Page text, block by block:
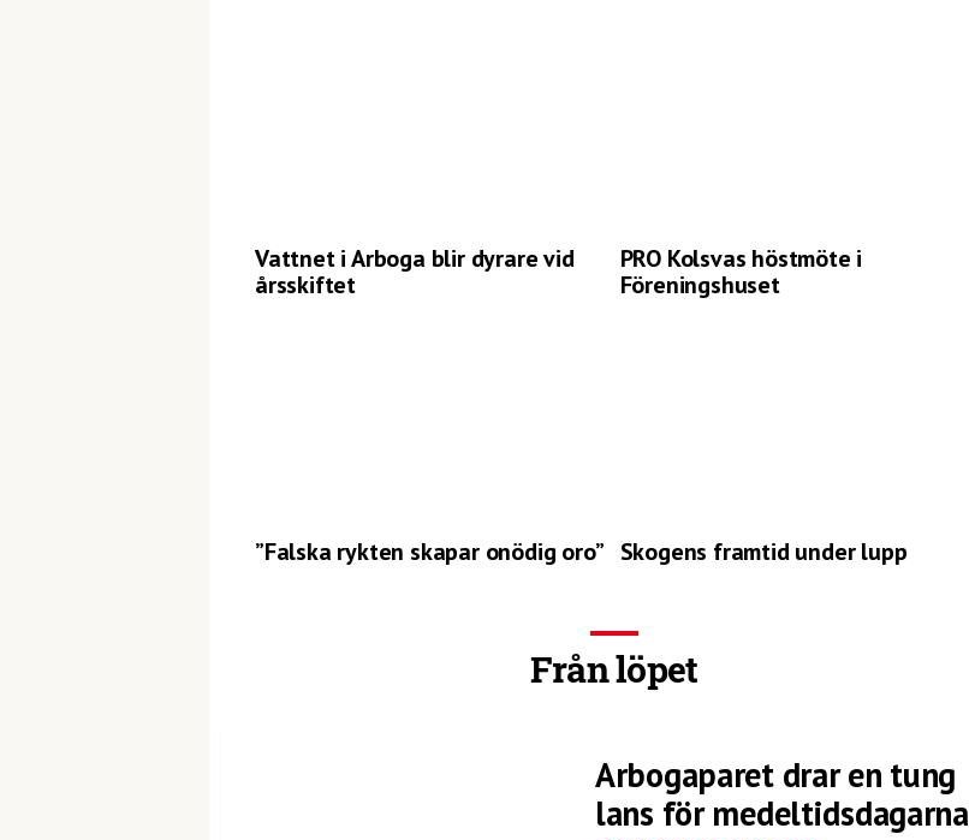
Vattnet i Arboga blir dyrare vid
årsskiftet
PRO Kolsvas höstmöte i
Föreningshuset
”Falska rykten skapar onödig oro” Skogens framtid under lupp
Från löpet
Arbogaparet drar en tung
lans för medeltidsdagarna